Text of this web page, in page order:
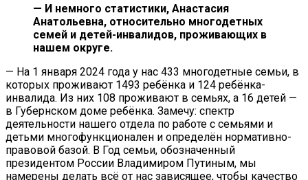
— И немного статистики, Анастасия
Анатольевна, относительно многодетных
семей и детей-инвалидов, проживающих в
нашем округе.
— На 1 января 2024 года у нас 433 многодетные семьи, в
которых проживают 1493 ребёнка и 124 ребёнка-
инвалида. Из них 108 проживают в семьях, а 16 детей —
в Губернском доме ребёнка. Замечу: спектр
деятельности нашего отдела по работе с семьями и
детьми многофункционален и определён нормативно-
правовой базой. В Год семьи, обозначенный
президентом России Владимиром Путиным, мы
намерены делать всё от нас зависящее, чтобы качество